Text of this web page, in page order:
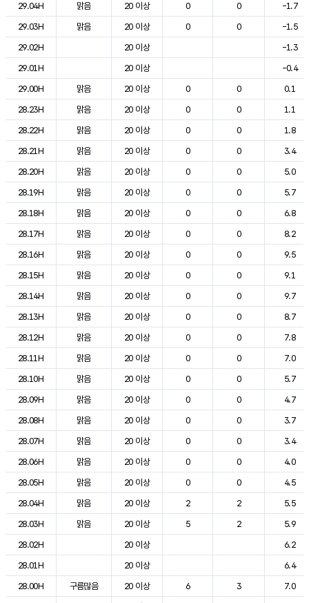
29.04H
맑음 20 이상 0 0
-1.7
29.03H
맑음 20 이상 0 0
-1.5
29.02H
20 이상
-1.3
29.01H
20 이상
-0.4
29.00H
맑음 20 이상 0 0
0.1
28.23H
맑음 20 이상 0 0
1.1
28.22H
맑음 20 이상 0 0
1.8
28.21H
맑음 20 이상 0 0
3.4
28.20H
맑음 20 이상 0 0
5.0
28.19H
맑음 20 이상 0 0
5.7
28.18H
맑음 20 이상 0 0
6.8
28.17H
맑음 20 이상 0 0
8.2
28.16H
맑음 20 이상 0 0
9.5
28.15H
맑음 20 이상 0 0
9.1
28.14H
맑음 20 이상 0 0
9.7
28.13H
맑음 20 이상 0 0
8.7
28.12H
맑음 20 이상 0 0
7.8
28.11H
맑음 20 이상 0 0
7.0
28.10H
맑음 20 이상 0 0
5.7
28.09H
맑음 20 이상 0 0
4.7
28.08H
맑음 20 이상 0 0
3.7
28.07H
맑음 20 이상 0 0
3.4
28.06H
맑음 20 이상 0 0
4.0
28.05H
맑음 20 이상 0 0
4.5
28.04H
맑음 20 이상 2 2
5.5
28.03H
맑음 20 이상 5 2
5.9
28.02H
20 이상
6.2
28.01H
20 이상
6.4
28.00H
구름많음 20 이상 6 3
7.0